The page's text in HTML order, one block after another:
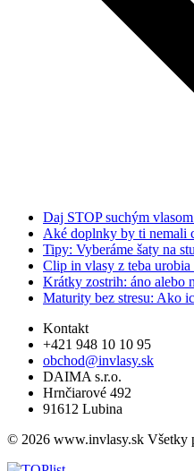
Daj STOP suchým
Aké doplnky by ti nemali
Tipy: Vyberáme šaty na
Clip in vlasy z teba
Krátky zostrih: áno alebo
Maturity bez stresu: Ako
Kontakt
+421 948 10 10 95
obchod@invlasy.sk
DAIMA s.r.o.
Hrnčiarové 492
91612 Lubina
© 2026 www.invlasy.sk Všetky